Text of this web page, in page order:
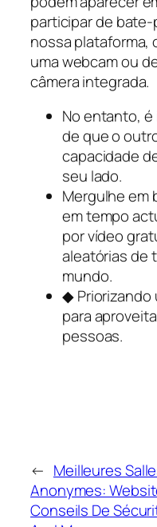
participar de
nossa plataforma,
uma webcam ou
câmera integrada.
No entanto,
de que o
capacidade
seu lado.
Mergulhe em
em tempo
por vídeo
aleatórias de
mundo.
◆ Priorizando
para
pessoas.
← Meilleures
Anonymes:
Conseils De